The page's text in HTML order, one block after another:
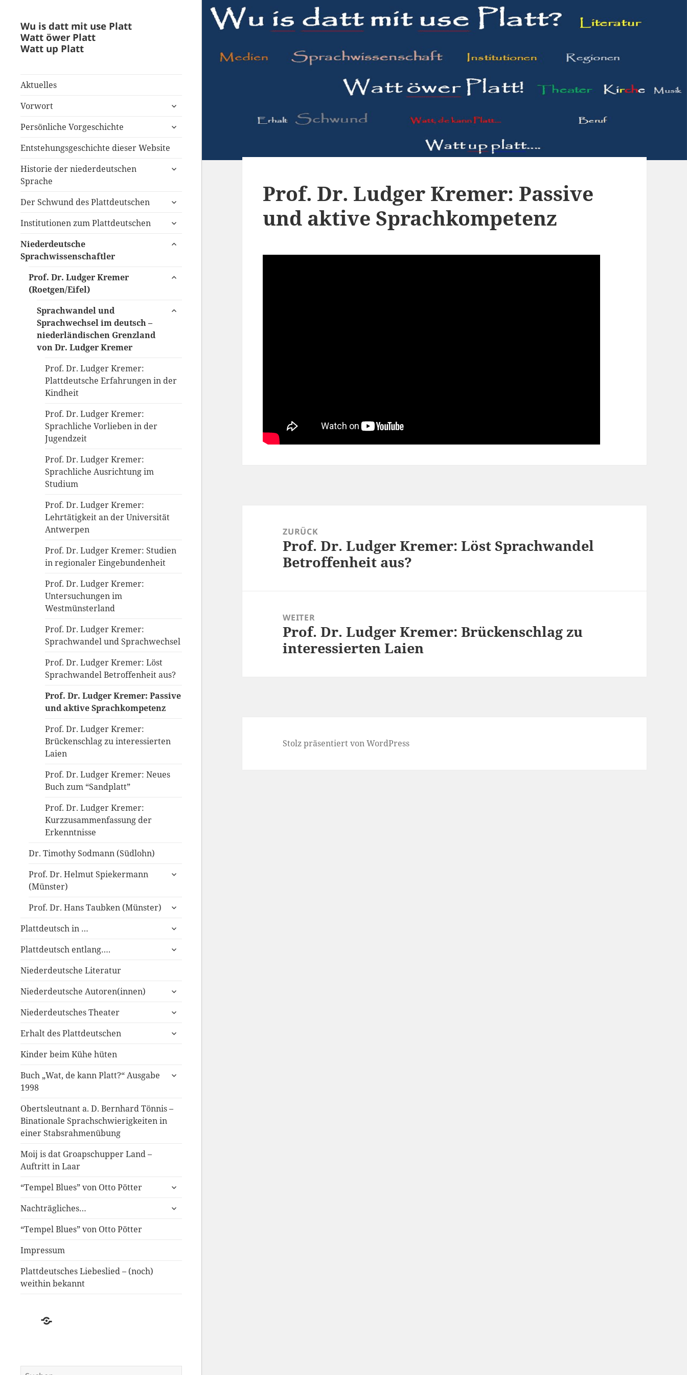
Wu is datt mit use Platt
Watt öwer Platt
Watt up Platt
Aktuelles
Vorwort
untermenü
Persönliche Vorgeschichte
untermenü
Entstehungsgeschichte dieser Website
Historie der niederdeutschen
Sprache
untermenü
Der Schwund des Plattdeutschen
untermenü
Institutionen zum Plattdeutschen
untermenü
Niederdeutsche
Sprachwissenschaftler
untermenü
Prof. Dr. Ludger Kremer
(Roetgen/Eifel)
untermenü
Sprachwandel und
Sprachwechsel im deutsch –
niederländischen Grenzland
von Dr. Ludger Kremer
untermenü
Prof. Dr. Ludger Kremer:
Plattdeutsche Erfahrungen in der
Kindheit
Prof. Dr. Ludger Kremer:
Sprachliche Vorlieben in der
Jugendzeit
Prof. Dr. Ludger Kremer:
Sprachliche Ausrichtung im
Studium
Prof. Dr. Ludger Kremer:
Lehrtätigkeit an der Universität
Antwerpen
Prof. Dr. Ludger Kremer: Studien
in regionaler Eingebundenheit
Prof. Dr. Ludger Kremer:
Untersuchungen im
Westmünsterland
Prof. Dr. Ludger Kremer:
Sprachwandel und Sprachwechsel
Prof. Dr. Ludger Kremer: Löst
Sprachwandel Betroffenheit aus?
Prof. Dr. Ludger Kremer: Passive
und aktive Sprachkompetenz
Prof. Dr. Ludger Kremer:
Brückenschlag zu interessierten
Laien
Prof. Dr. Ludger Kremer: Neues
Buch zum “Sandplatt”
Prof. Dr. Ludger Kremer:
Kurzzusammenfassung der
Erkenntnisse
Dr. Timothy Sodmann (Südlohn)
Prof. Dr. Helmut Spiekermann
(Münster)
untermenü
Prof. Dr. Hans Taubken (Münster)
untermenü
Plattdeutsch in …
untermenü
Plattdeutsch entlang….
untermenü
Niederdeutsche Literatur
Niederdeutsche Autoren(innen)
untermenü
Niederdeutsches Theater
untermenü
Erhalt des Plattdeutschen
untermenü
Kinder beim Kühe hüten
Buch „Wat, de kann Platt?“ Ausgabe
1998
untermenü
Obertsleutnant a. D. Bernhard Tönnis –
Binationale Sprachschwierigkeiten in
einer Stabsrahmenübung
Moij is dat Groapschupper Land –
Auftritt in Laar
“Tempel Blues” von Otto Pötter
untermenü
Nachträgliches…
untermenü
“Tempel Blues” von Otto Pötter
Impressum
Plattdeutsches Liebeslied – (noch)
weithin bekannt
Der
Plattdeutschen
Suchen
Prof. Dr. Ludger Kremer: Passive
und aktive Sprachkompetenz
ZURÜCK
Vorheriger
Beitrag:
Prof. Dr. Ludger Kremer: Löst Sprachwandel
Betroffenheit aus?
WEITER
Nächster
Beitrag:
Prof. Dr. Ludger Kremer: Brückenschlag zu
interessierten Laien
Stolz präsentiert von WordPress